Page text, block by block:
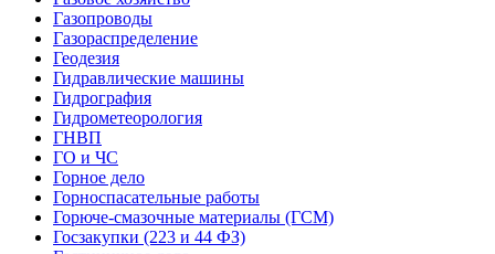
Газопроводы
Газораспределение
Геодезия
Гидравлические машины
Гидрография
Гидрометеорология
ГНВП
ГО и ЧС
Горное дело
Горноспасательные работы
Горюче-смазочные материалы (ГСМ)
Госзакупки (223 и 44 ФЗ)